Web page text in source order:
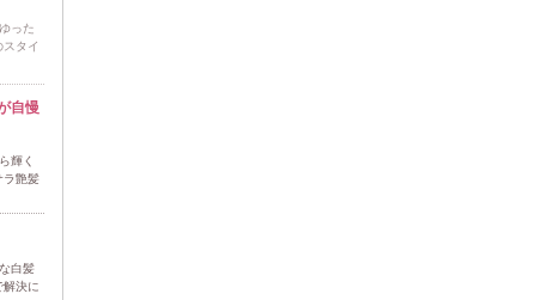
った
タイ
自慢
輝く
ラ艶髪
白髪
解決に